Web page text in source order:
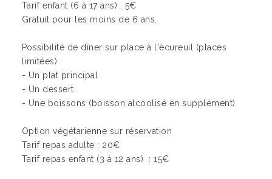
Tarif enfant (6 à 17 ans) : 5€
Gratuit pour les moins de 6 ans.
Possibilité de dîner sur place à l'écureuil (places
limitées) :
- Un plat principal
- Un dessert
- Une boissons (boisson alcoolisé en supplément)
Option végétarienne sur réservation
Tarif repas adulte : 20€
Tarif repas enfant (3 à 12 ans) : 15€